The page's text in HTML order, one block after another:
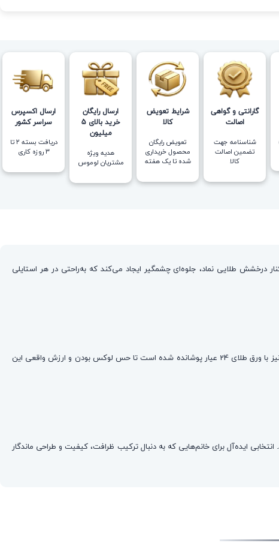
گارانتی و گواهی
اصالت
شناسنامه جهت
تضمین اصالت
کالا
شرایط تعویض
کالا
تعویض رایگان
محصول خریداری
شده تا یک هفته
ارسال رایگان
خرید بالای 5
میلیون
هدیه ویژه
مشتریان لوموس
ارسال اکسپرس
سراسر کشور
دریافت بسته ۲ تا
۳ روزه کاری
درخشش طلایی نماد، جلوه‌ای چشمگیر ایجاد می‌کند که به‌راحتی در هر استایلی
از استیل 316 عیار ساخته شده؛ متریالی مقاوم و ضد حساسیت که علاوه‌بر ماندگاری بالا، تغییر رنگ نمی‌دهد. نماد مرکزی آن نیز با ورق طلای 24 عیار پوشانده شده است تا حس لوکس بودن و ارزش واقعی این
ایده‌آل برای خانم‌هایی که به دنبال ترکیب ظرافت، کیفیت و طراحی ماندگار